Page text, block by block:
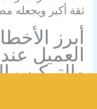
ثقة أكبر ويجعله
أبرز
العميل عند
والتركيب
الاعتماد فقط
الكثير من